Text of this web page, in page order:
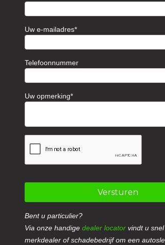
Uw e-mailadres
Telefoonnummer
Uw opmerking
Versturen
Bent u particulier?
Via onze handigedealer locator vindt u
merkdealer of schadebedrijf om een